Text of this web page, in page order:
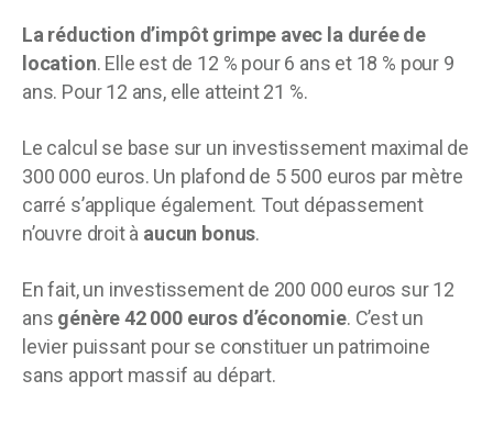
La réduction d’impôt grimpe avec la durée de
location. Elle est de 12 % pour 6 ans et 18 % pour 9
ans. Pour 12 ans, elle atteint 21 %.
Le calcul se base sur un investissement maximal de
300 000 euros. Un plafond de 5 500 euros par mètre
carré s’applique également. Tout dépassement
n’ouvre droit à aucun bonus.
En fait, un investissement de 200 000 euros sur 12
ans génère 42 000 euros d’économie. C’est un
levier puissant pour se constituer un patrimoine
sans apport massif au départ.